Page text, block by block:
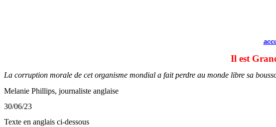
Il est
La corruption morale de cet organisme mondial a fait perdre au monde libre sa
Melanie Phillips, journaliste anglaise
30/06/23
Texte en anglais ci-dessous